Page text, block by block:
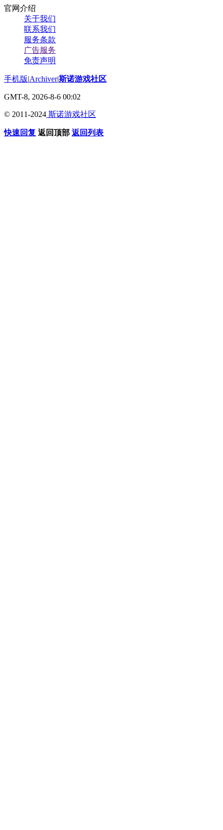
官网介绍
关于我们
联系我们
服务条款
广告服务
免责声明
手机版|Archiver|斯诺游戏社区
GMT-8, 2026-8-6 00:02
© 2011-2024 斯诺游戏社区
快速回复 返回顶部 返回列表